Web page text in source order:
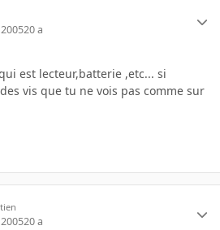
20 a
est lecteur,batterie ,etc... si
vis que tu ne vois pas comme sur
20 a